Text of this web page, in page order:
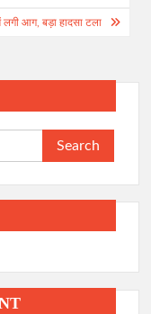
आग, बड़ा हादसा टला
Search
for: